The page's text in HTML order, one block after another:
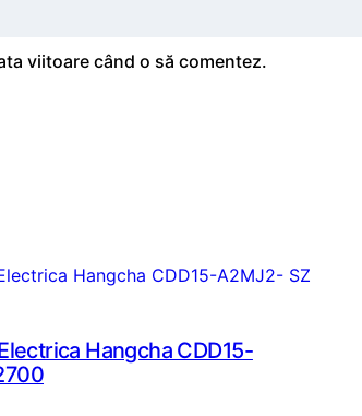
viitoare când o să comentez.
Hangcha CDD15-